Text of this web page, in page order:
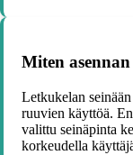
Miten
Letkukelan
ruuvien käyttöä.
valittu seinäpinta
korkeudella